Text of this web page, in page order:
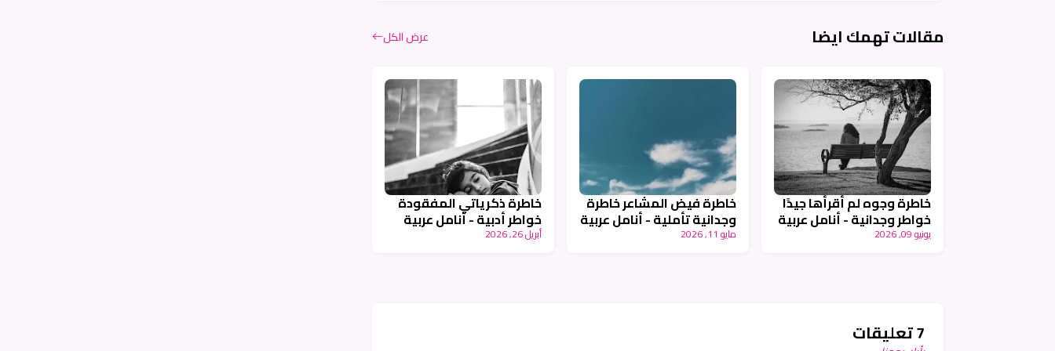
مقالات تهمك ايضا عرض الكل
خاطرة وجوه لم أقرأها جيدًا
خواطر وجدانية - أنامل عربية
يونيو 09, 2026
خاطرة فيض المشاعر خاطرة
وجدانية تأملية - أنامل عربية
مايو 11, 2026
خاطرة ذكرياتي المفقودة
خواطر أدبية - أنامل عربية
أبريل 26, 2026
7 تعليقات